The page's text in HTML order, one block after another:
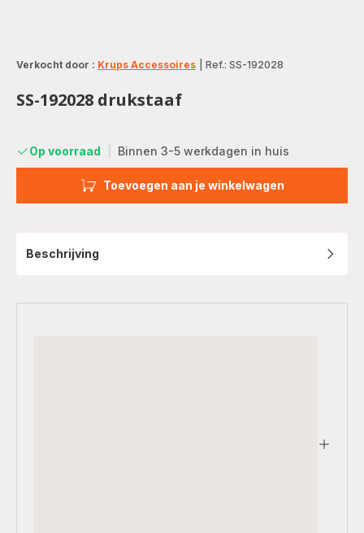
Verkocht door : Krups Accessoires Ref.: SS-192028
SS-192028 drukstaaf
Op voorraad Binnen 3-5 werkdagen in huis
Toevoegen aan je winkelwagen
Beschrijving